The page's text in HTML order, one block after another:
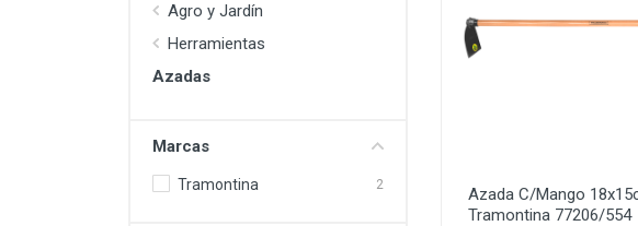
Agro y Jardín
Herramientas
Azadas
Marcas
Tramontina 2
Azada C/Mango
Tramontina 77206/554